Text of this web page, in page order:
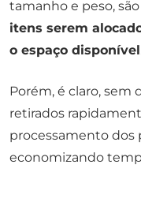
tamanho e peso,
itens serem
o espaço disponível
Porém, é claro, sem
retirados
processamento dos
economizando